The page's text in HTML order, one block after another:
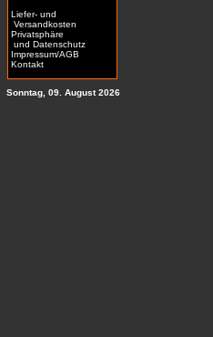
Liefer- und
Versandkosten
Privatsphäre
und Datenschutz
Impressum/AGB
Kontakt
Sonntag, 09. August 2026